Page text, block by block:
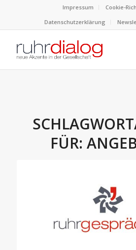
Impressum
Cookie-
Datenschutzerklärung
FÜR: